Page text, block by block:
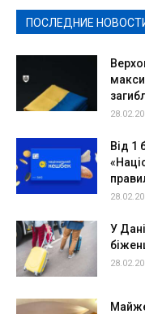
ПОСЛЕДНИЕ
Від 1
У